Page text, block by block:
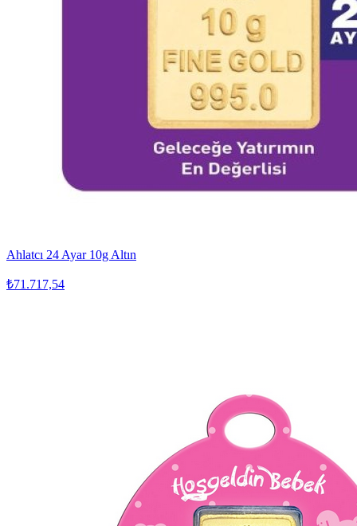
Ahlatcı 24 Ayar 10g Altın
₺71.717,54